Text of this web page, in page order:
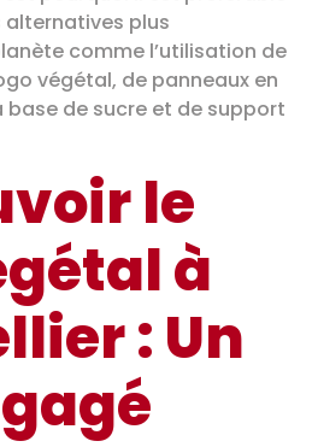
alternatives plus
comme l’utilisation de
végétal, de panneaux en
base de sucre et de support
le
à
: Un